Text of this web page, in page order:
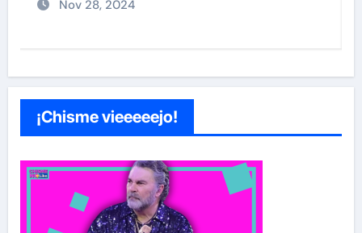
Nov 27, 2024
¡Chisme vieeeeejo!